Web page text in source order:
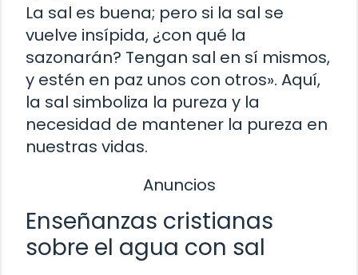
La sal es buena; pero si la sal se
vuelve insípida, ¿con qué la
sazonarán? Tengan sal en sí mismos,
y estén en paz unos con otros». Aquí,
la sal simboliza la pureza y la
necesidad de mantener la pureza en
nuestras vidas.
Anuncios
Enseñanzas cristianas
sobre el agua con sal